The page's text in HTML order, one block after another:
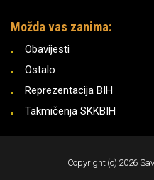
Možda vas zanima:
Obavijesti
Ostalo
Reprezentacija BIH
Takmičenja SKKBIH
Copyright (c) 2026